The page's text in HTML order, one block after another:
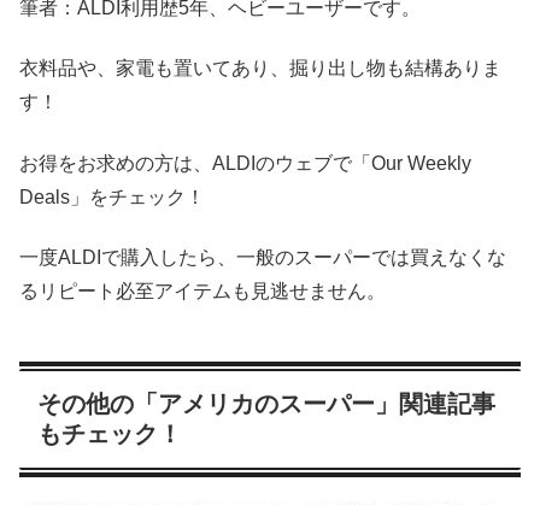
筆者：ALDI利用歴5年、ヘビーユーザーです。
衣料品や、家電も置いてあり、掘り出し物も結構ありま
す！
お得をお求めの方は、ALDIのウェブで「Our Weekly
Deals」をチェック！
一度ALDIで購入したら、一般のスーパーでは買えなくな
るリピート必至アイテムも見逃せません。
その他の「アメリカのスーパー」関連記事
もチェック！